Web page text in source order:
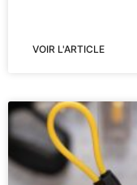
VOIR L'ARTICLE